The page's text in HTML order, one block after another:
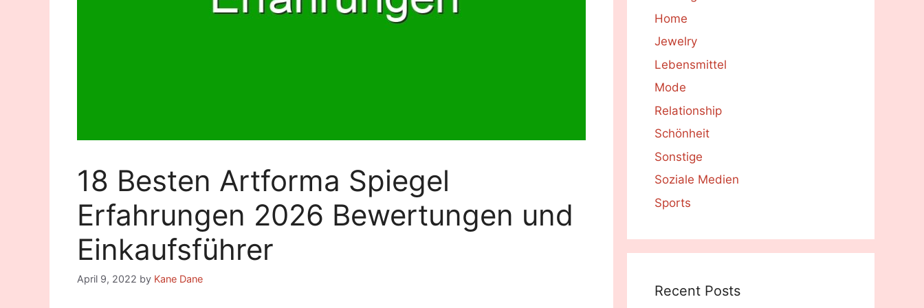
18 Besten Artforma Spiegel
Erfahrungen 2026 Bewertungen und
Einkaufsführer
April 9, 2022 by Kane Dane
Home
Jewelry
Lebensmittel
Mode
Relationship
Schönheit
Sonstige
Soziale Medien
Sports
Recent Posts